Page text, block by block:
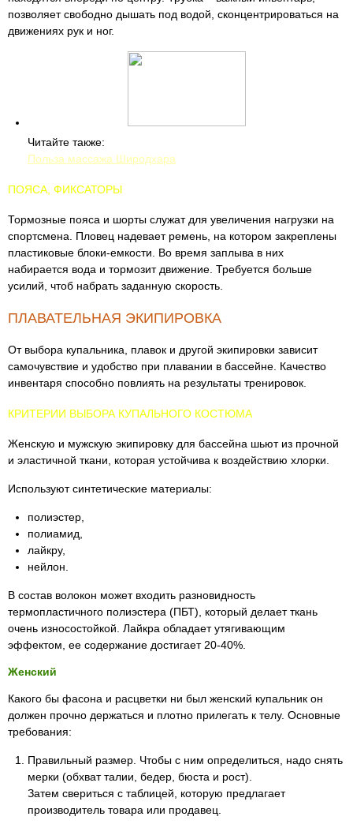
позволяет свободно дышать под водой, сконцентрироваться на
движениях рук и ног.
Читайте также:
Польза массажа Широдхара
ПОЯСА, ФИКСАТОРЫ
Тормозные пояса и шорты служат для увеличения нагрузки на
спортсмена. Пловец надевает ремень, на котором закреплены
пластиковые блоки-емкости. Во время заплыва в них
набирается вода и тормозит движение. Требуется больше
усилий, чтоб набрать заданную скорость.
ПЛАВАТЕЛЬНАЯ ЭКИПИРОВКА
От выбора купальника, плавок и другой экипировки зависит
самочувствие и удобство при плавании в бассейне. Качество
инвентаря способно повлиять на результаты тренировок.
КРИТЕРИИ ВЫБОРА КУПАЛЬНОГО КОСТЮМА
Женскую и мужскую экипировку для бассейна шьют из прочной
и эластичной ткани, которая устойчива к воздействию хлорки.
Используют синтетические материалы:
полиэстер,
полиамид,
лайкру,
нейлон.
В состав волокон может входить разновидность
термопластичного полиэстера (ПБТ), который делает ткань
очень износостойкой. Лайкра обладает утягивающим
эффектом, ее содержание достигает 20-40%.
Женский
Какого бы фасона и расцветки ни был женский купальник он
должен прочно держаться и плотно прилегать к телу. Основные
требования:
Правильный размер. Чтобы с ним определиться, надо снять
мерки (обхват талии, бедер, бюста и рост).
Затем свериться с таблицей, которую предлагает
производитель товара или продавец.